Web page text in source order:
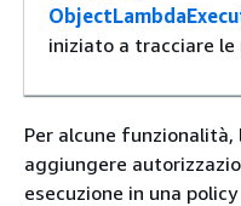
iniziato a tracciare
Per alcune
aggiungere
esecuzione in una